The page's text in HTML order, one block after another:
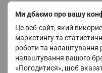
Ми дбаємо про вашу
Це веб-сайт, який
маркетингу та
роботи та налаштування
налаштування вашого
«Погодитися», щоб
Колір
Матеріал
Країна-виробник